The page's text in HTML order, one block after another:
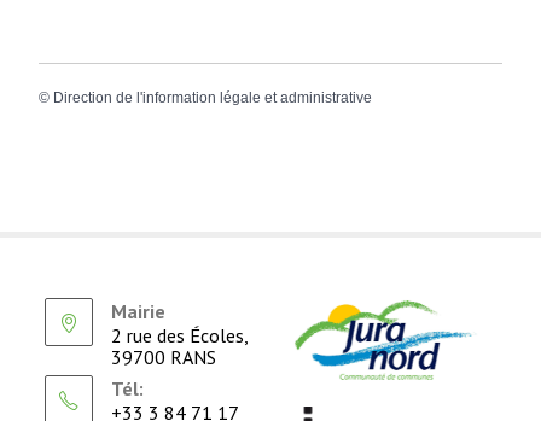
© Direction de l'information légale et administrative
Mairie
2 rue des Écoles,
39700 RANS
Tél:
+33 3 84 71 17